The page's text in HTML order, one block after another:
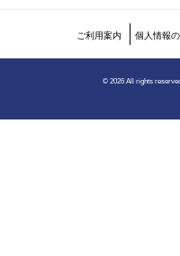
ご利用案内 個人情報
© 2026 All rights